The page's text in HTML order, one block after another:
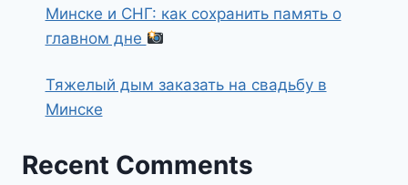
Минске и СНГ: как сохранить память о
главном дне
Тяжелый дым заказать на свадьбу в
Минске
Recent Comments